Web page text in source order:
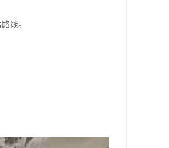
线。